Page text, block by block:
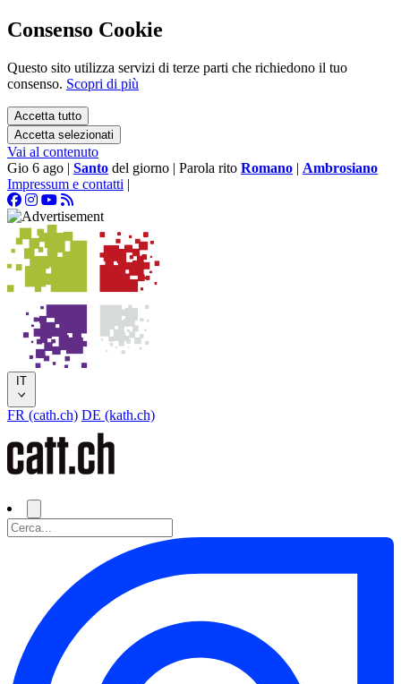
Consenso Cookie
Questo sito utilizza servizi di terze parti che richiedono il tuo
consenso. Scopri di più
Accetta tutto
Accetta selezionati
Vai al contenuto
Gio 6 ago | Santo del giorno | Parola rito Romano | Ambrosiano
Impressum e contatti |
IT
FR (cath.ch) DE (kath.ch)